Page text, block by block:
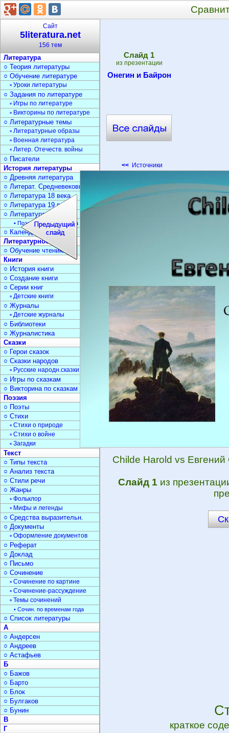
Cлайд 1
из презентации
Онегин и Байрон
<< Источники
Childe Harold vs
Слайд 1 из
краткое
Сайт
5literatura.net
156 тем
Литература
○ Теория литературы
○ Обучение литературе
▫ Уроки литературы
○ Задания по литературе
▫ Игры по литературе
▫ Викторины по литературе
○ Литературные темы
▫ Литературные образы
▫ Военная литература
▫ Литер. Отечеств. войны
○ Писатели
История литературы
○ Древняя литература
○ Литерат. Средневековья
○ Литература 18 века
○ Литература 19 века
○ Литература 20 века
• Поэзия Серебрян. века
○ Календарь дат
Литературное чтение
○ Обучение чтению
Книги
○ История книги
○ Создание книги
○ Серии книг
▫ Детские книги
○ Журналы
▫ Детские журналы
○ Библиотеки
○ Журналистика
Сказки
○ Герои сказок
○ Сказки народов
▫ Русские народн.сказки
○ Игры по сказкам
○ Викторина по сказкам
Поэзия
○ Поэты
○ Стихи
▫ Стихи о природе
▫ Стихи о войне
▫ Загадки
Текст
○ Типы текста
○ Анализ текста
○ Стили речи
○ Жанры
▫ Фольклор
▫ Мифы и легенды
○ Средства выразительн.
○ Документы
▫ Оформление документов
○ Реферат
○ Доклад
○ Письмо
○ Сочинение
▫ Сочинение по картине
▫ Сочинение-рассуждение
▫ Темы сочинений
• Сочин. по временам года
○ Список литературы
А
○ Андерсен
○ Андреев
○ Астафьев
Б
○ Бажов
○ Барто
○ Блок
○ Булгаков
○ Бунин
В
Г